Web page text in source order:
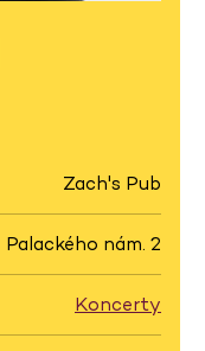
Zach's Pub
Palackého nám. 2
Koncerty